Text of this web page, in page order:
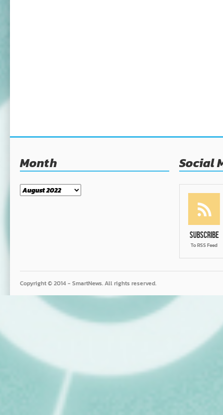
Month
Month
Social
Subscribe
To RSS Feed
Copyright © 2014 - SmartNews. All rights reserved.